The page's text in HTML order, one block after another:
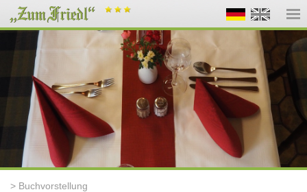
> Buchvorstellung